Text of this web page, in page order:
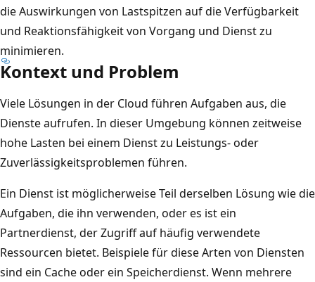
die Auswirkungen von Lastspitzen auf die Verfügbarkeit
und Reaktionsfähigkeit von Vorgang und Dienst zu
minimieren.
Kontext und Problem
Viele Lösungen in der Cloud führen Aufgaben aus, die
Dienste aufrufen. In dieser Umgebung können zeitweise
hohe Lasten bei einem Dienst zu Leistungs- oder
Zuverlässigkeitsproblemen führen.
Ein Dienst ist möglicherweise Teil derselben Lösung wie die
Aufgaben, die ihn verwenden, oder es ist ein
Partnerdienst, der Zugriff auf häufig verwendete
Ressourcen bietet. Beispiele für diese Arten von Diensten
sind ein Cache oder ein Speicherdienst. Wenn mehrere